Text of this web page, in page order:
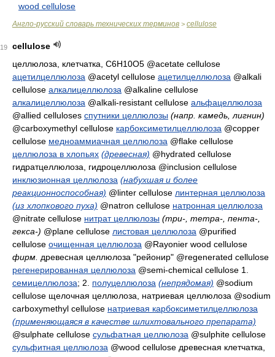
wood cellulose
Англо-русский словарь технических терминов > cellulose
19
cellulose
целлюлоза, клетчатка , C6H10O5 @acetate cellulose
ацетилцеллюлоза @acetyl cellulose ацетилцеллюлоза @alkali
cellulose алкалицеллюлоза @alkaline cellulose
алкалицеллюлоза @alkali-resistant cellulose альфацеллюлоза
@allied celluloses спутники целлюлозы (напр. камедь, лигнин)
@carboxymethyl cellulose карбоксиметилцеллюлоза @copper
cellulose медноаммиачная целлюлоза @flake cellulose
целлюлоза в хлопьях (древесная) @hydrated cellulose
гидратцеллюлоза, гидроцеллюлоза @inclusion cellulose
инклюзионная целлюлоза (набухшая и более
реакционноспособная) @linter cellulose линтерная целлюлоза
(из хлопкового пуха) @natron cellulose натронная целлюлоза
@nitrate cellulose нитрат целлюлозы (три-, тетра-, пента-,
гекса-) @plane cellulose листовая целлюлоза @purified
cellulose очищенная целлюлоза @Rayonier wood cellulose
фирм. древесная целлюлоза "рейонир" @regenerated cellulose
регенерированная целлюлоза @semi-chemical cellulose 1.
семицеллюлоза; 2. полуцеллюлоза (непрядомая) @sodium
cellulose щелочная целлюлоза, натриевая целлюлоза @sodium
carboxymethyl cellulose натриевая карбоксиметилцеллюлоза
(применяющаяся в качестве шлихтовального препарата)
@sulphate cellulose сульфатная целлюлоза @sulphite cellulose
сульфитная целлюлоза @wood cellulose древесная клетчатка,